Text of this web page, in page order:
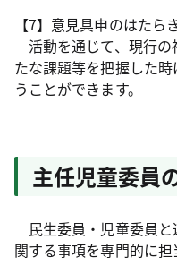
【7】意見具申のはたら
活動を通じて、現行の
たな課題等を把握した
うことができます。
主任児童委員
民生委員・児童委員と
関する事項を専門的に担